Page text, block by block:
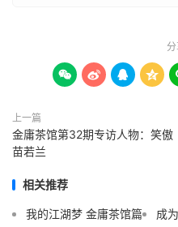
分
   
上一篇
金庸茶馆第32期专访人物：笑傲
苗若兰
相关推荐
我的江湖梦 金庸茶馆篇
成